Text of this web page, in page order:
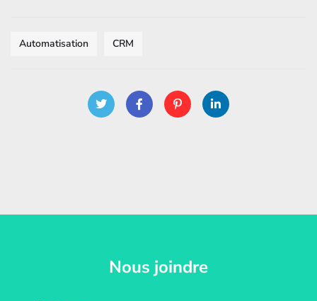
Automatisation CRM
Nous joindre